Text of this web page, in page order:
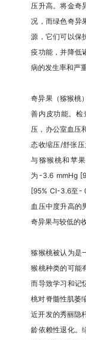
压升高。将金奇
况，而绿色奇异
源，它们可以保
疫功能，并降低
病的发生率和严
奇异果（猕猴桃
善内皮功能。检
压，办公室血压
态收缩压/舒张
与猕猴桃和苹
为-3.6 mmHg
[95% CI-3.6至-
血压中度升高的
奇异果与较低的
猕猴桃被认为是
猴桃种类的可能
而导致学习和记
桃对脊髓性肌萎
近开发的秀丽隐
龄依赖性退化。